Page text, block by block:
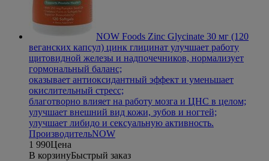
NOW Foods Zinc Glycinate 30 мг (120
веганских капсул) цинк глицинат улучшает работу
щитовидной железы и надпочечников, нормализует
гормональный баланс;
оказывает антиоксидантный эффект и уменьшает
окислительный стресс;
благотворно влияет на работу мозга и ЦНС в целом;
улучшает внешний вид кожи, зубов и ногтей;
улучшает либидо и сексуальную активность.
ПроизводительNOW
1 990Цена
В корзинуБыстрый заказ